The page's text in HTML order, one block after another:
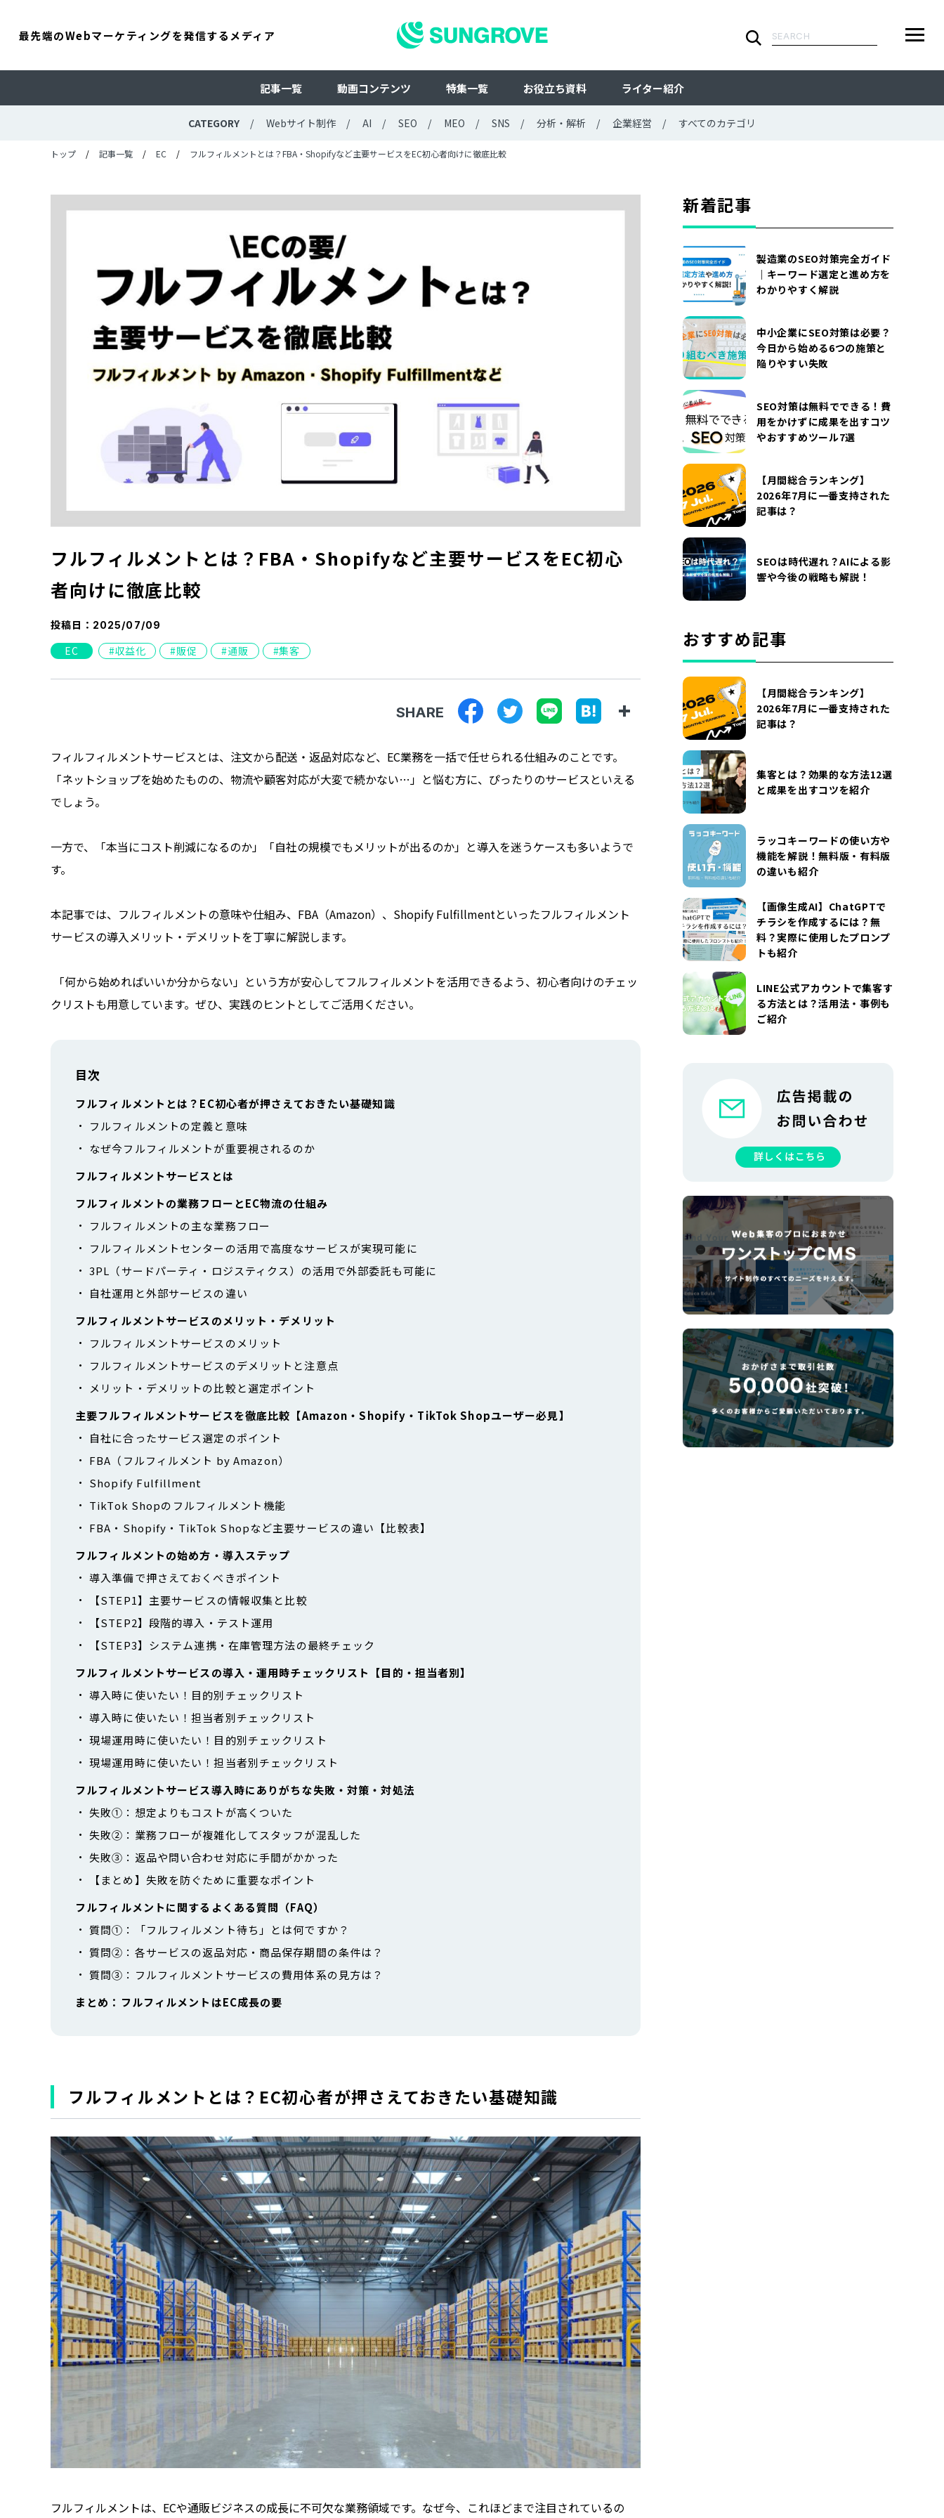
最先端のWebマーケティングを発信するメディア
検
記事一覧 動画コンテンツ 特集一覧 お役立ち資料 ライター紹介
CATEGORY Webサイト制作 AI SEO MEO SNS 分析・解析 企業経営 すべてのカテゴリ
ニ
ュ
ARTICLE
すべての記事
CATEGORY
WRITER
ライターで探す
MOVIE
DOCUMENT
お役立ち資料
お問い合わせ
『SUNGROVE』について
利用規約
広告掲載に関する規約
特定商取引法に基づく表記
トップ 記事一覧 EC フルフィルメントとは？FBA・Shopifyなど主要サービスをEC初心者向けに徹底比較
フルフィルメントとは？FBA・Shopifyなど主要サービスをEC初心
者向けに徹底比較
投稿日： 2025/07/09
EC 収益化 販促 通販 集客
SHARE
フィルフィルメントサービスとは、注文から配送・返品対応など、EC業務を一括で任せられる仕組みのことです。
「ネットショップを始めたものの、物流や顧客対応が大変で続かない…」と悩む方に、ぴったりのサービスといえる
でしょう。
一方で、「本当にコスト削減になるのか」「自社の規模でもメリットが出るのか」と導入を迷うケースも多いようで
す。
本記事では、フルフィルメントの意味や仕組み、FBA（Amazon）、Shopify Fulfillmentといったフルフィルメント
サービスの導入メリット・デメリットを丁寧に解説します。
「何から始めればいいか分からない」という方が安心してフルフィルメントを活用できるよう、初心者向けのチェッ
クリストも用意しています。ぜひ、実践のヒントとしてご活用ください。
目次
フルフィルメントとは？EC初心者が押さえておきたい基礎知識
フルフィルメントの定義と意味
なぜ今フルフィルメントが重要視されるのか
フルフィルメントサービスとは
フルフィルメントの業務フローとEC物流の仕組み
フルフィルメントの主な業務フロー
フルフィルメントセンターの活用で高度なサービスが実現可能に
3PL（サードパーティ・ロジスティクス）の活用で外部委託も可能に
自社運用と外部サービスの違い
フルフィルメントサービスのメリット・デメリット
フルフィルメントサービスのメリット
フルフィルメントサービスのデメリットと注意点
メリット・デメリットの比較と選定ポイント
主要フルフィルメントサービスを徹底比較【Amazon・Shopify・TikTok Shopユーザー必見】
自社に合ったサービス選定のポイント
FBA（フルフィルメント by Amazon）
Shopify Fulfillment
TikTok Shopのフルフィルメント機能
FBA・Shopify・TikTok Shopなど主要サービスの違い【比較表】
フルフィルメントの始め方・導入ステップ
導入準備で押さえておくべきポイント
【STEP1】主要サービスの情報収集と比較
【STEP2】段階的導入・テスト運用
【STEP3】システム連携・在庫管理方法の最終チェック
フルフィルメントサービスの導入・運用時チェックリスト【目的・担当者別】
導入時に使いたい！目的別チェックリスト
導入時に使いたい！担当者別チェックリスト
現場運用時に使いたい！目的別チェックリスト
現場運用時に使いたい！担当者別チェックリスト
フルフィルメントサービス導入時にありがちな失敗・対策・対処法
失敗①：想定よりもコストが高くついた
失敗②：業務フローが複雑化してスタッフが混乱した
失敗③：返品や問い合わせ対応に手間がかかった
【まとめ】失敗を防ぐために重要なポイント
フルフィルメントに関するよくある質問（FAQ）
質問①：「フルフィルメント待ち」とは何ですか？
質問②：各サービスの返品対応・商品保存期間の条件は？
質問③：フルフィルメントサービスの費用体系の見方は？
まとめ：フルフィルメントはEC成長の要
フルフィルメントとは？EC初心者が押さえておきたい基礎知識
フルフィルメントは、ECや通販ビジネスの成長に不可欠な業務領域です。なぜ今、これほどまで注目されているの
新着記事
製造業のSEO対策完全ガイド
｜キーワード選定と進め方を
わかりやすく解説
中小企業にSEO対策は必要？
今日から始める6つの施策と
陥りやすい失敗
SEO対策は無料でできる！費
用をかけずに成果を出すコツ
やおすすめツール7選
【月間総合ランキング】
2026年7月に一番支持された
記事は？
SEOは時代遅れ？AIによる影
響や今後の戦略も解説！
おすすめ記事
【月間総合ランキング】
2026年7月に一番支持された
記事は？
集客とは？効果的な方法12選
と成果を出すコツを紹介
ラッコキーワードの使い方や
機能を解説！無料版・有料版
の違いも紹介
【画像生成AI】ChatGPTで
チラシを作成するには？無
料？実際に使用したプロンプ
トも紹介
LINE公式アカウントで集客す
る方法とは？活用法・事例も
ご紹介